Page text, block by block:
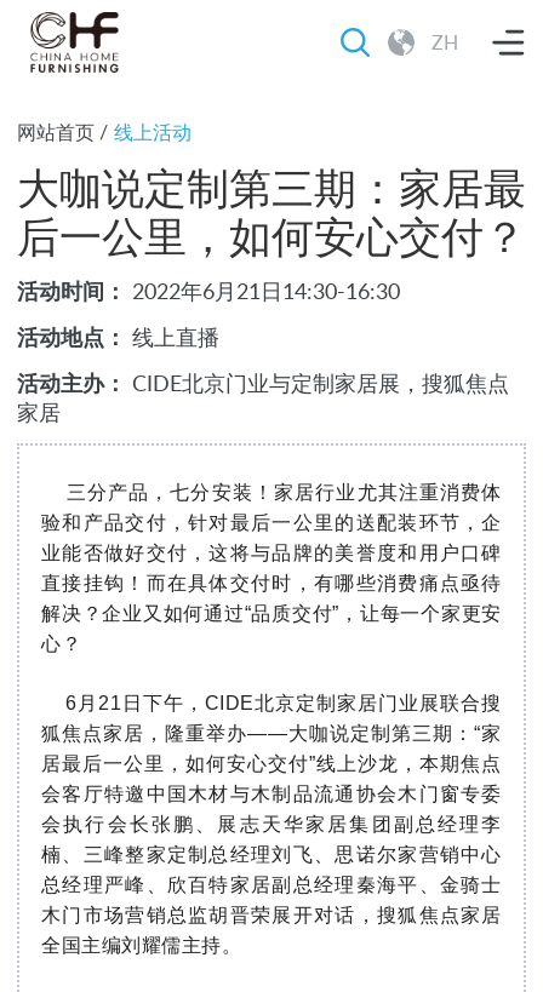
ZH
网站首页 / 线上活动
大咖说定制第三期：家居最
后一公里，如何安心交付？
活动时间： 2022年6月21日14:30-16:30
活动地点： 线上直播
活动主办： CIDE北京门业与定制家居展，搜狐焦点
家居
三分产品，七分安装！家居行业尤其注重消费体
验和产品交付，针对最后一公里的送配装环节，企
业能否做好交付，这将与品牌的美誉度和用户口碑
直接挂钩！而在具体交付时，有哪些消费痛点亟待
解决？企业又如何通过“品质交付”，让每一个家更安
心？
6月21日下午，CIDE北京定制家居门业展联合搜
狐焦点家居，隆重举办——大咖说定制第三期：“家
居最后一公里，如何安心交付”线上沙龙，本期焦点
会客厅特邀中国木材与木制品流通协会木门窗专委
会执行会长张鹏、展志天华家居集团副总经理李
楠、三峰整家定制总经理刘飞、思诺尔家营销中心
总经理严峰、欣百特家居副总经理秦海平、金骑士
木门市场营销总监胡晋荣展开对话，搜狐焦点家居
全国主编刘耀儒主持。